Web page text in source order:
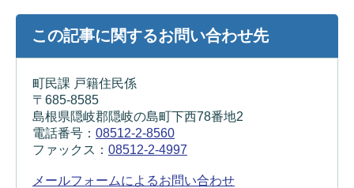
この記事に関するお問い合わせ先
町民課 戸籍住民係
〒685-8585
島根県隠岐郡隠岐の島町下西78番地2
電話番号： 08512-2-8560
ファックス： 08512-2-4997
メールフォームによるお問い合わせ